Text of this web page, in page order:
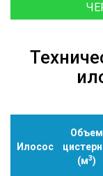
Илосос
Объем
(м3)